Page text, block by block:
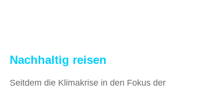
Nachhaltig reisen
Seitdem die Klimakrise in den Fokus der